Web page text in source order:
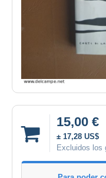
15,00 €
± 17,28 US$
Excluidos los